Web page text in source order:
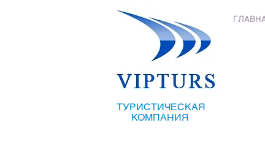
ТУРИСТИЧЕСКАЯ
КОМПАНИЯ